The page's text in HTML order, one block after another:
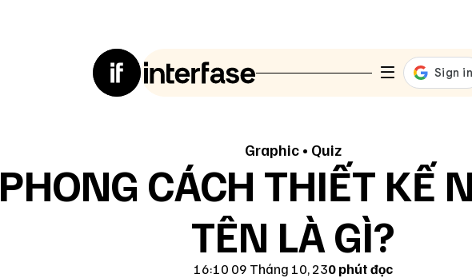
Graphic• Quiz
PHONG CÁCH THIẾT KẾ
TÊN LÀ GÌ?
16:10 09 Tháng 10, 230 phút đọc